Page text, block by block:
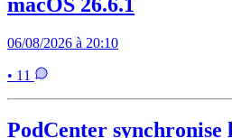
06/08/2026 à 20:10
• 11
PodCenter synchronise